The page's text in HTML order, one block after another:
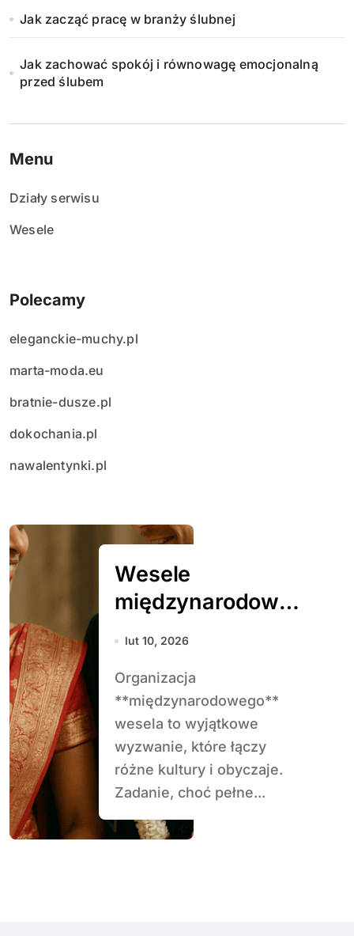
Jak zacząć pracę w branży ślubnej
Jak zachować spokój i równowagę emocjonalną
przed ślubem
Menu
Działy serwisu
Wesele
Polecamy
eleganckie-muchy.pl
marta-moda.eu
bratnie-dusze.pl
dokochania.pl
nawalentynki.pl
Wesele
międzynarodowe
– jak połączyć
lut 10, 2026
Organizacja
**międzynarodowego**
wesela to wyjątkowe
wyzwanie, które łączy
różne kultury i obyczaje.
Zadanie, choć pełne...